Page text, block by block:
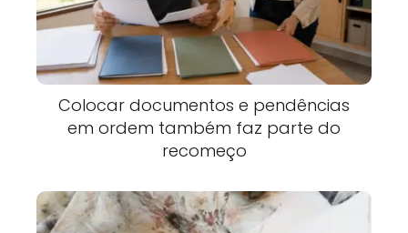
Colocar documentos e pendências
em ordem também faz parte do
recomeço